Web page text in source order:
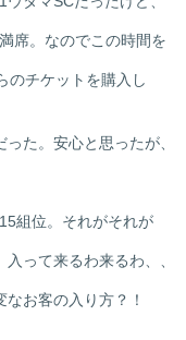
席。なのでこの時間を
のチケットを購入し
た。安心と思ったが、
組位。それがそれが
って来るわ来るわ、、
お客の入り方？！